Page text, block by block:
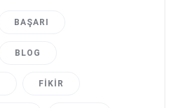
BAŞARI
BLOG
FIKIR